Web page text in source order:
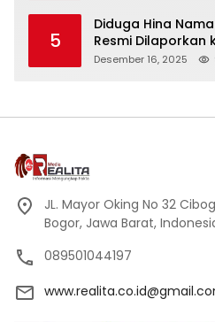
5
Diduga Hina
Resmi Dilaporkan
Desember 16, 2025
JL. Mayor Oking No 32
Bogor, Jawa Barat,
089501044197